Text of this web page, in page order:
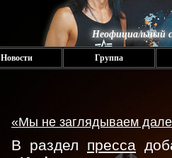
Неофициальный
Новости Группа
«Мы не заглядываем
В раздел пресса